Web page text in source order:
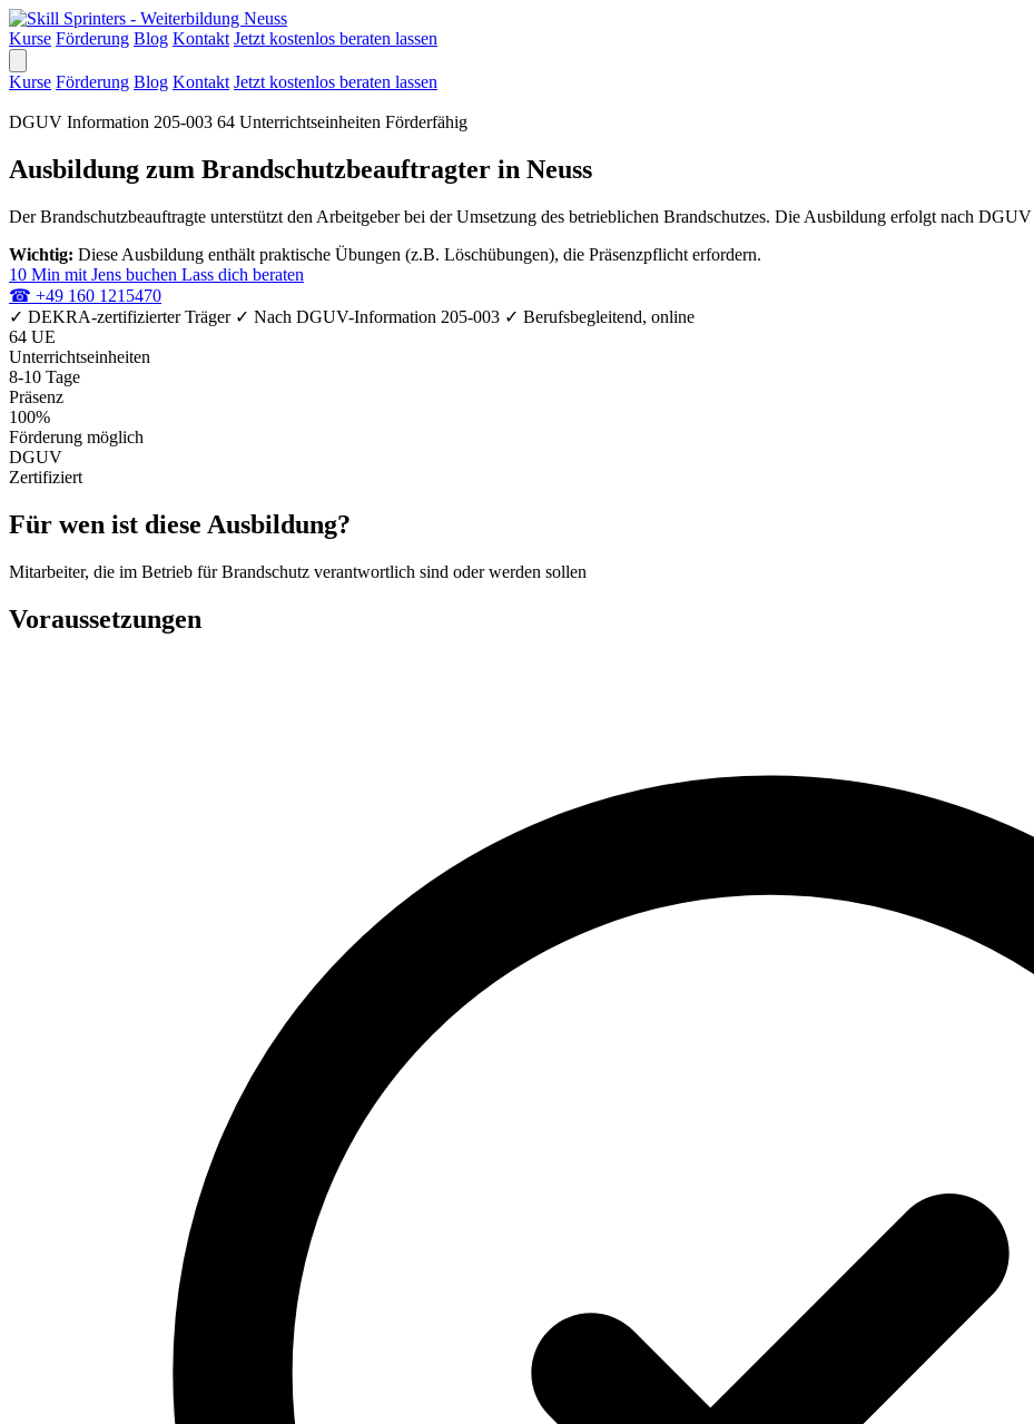
Kurse Förderung Blog Kontakt Jetzt kostenlos beraten lassen
Kurse Förderung Blog Kontakt Jetzt kostenlos beraten lassen
DGUV Information 205-003 64 Unterrichtseinheiten Förderfähig
Ausbildung zum Brandschutzbeauftragter in Neuss
Der Brandschutzbeauftragte unterstützt den Arbeitgeber bei der Umsetzung des betrieblichen Brandschutzes. Die Ausbildung erfolgt nach
Wichtig: Diese Ausbildung enthält praktische Übungen (z.B. Löschübungen), die Präsenzpflicht erfordern.
10 Min mit Jens buchen Lass dich beraten
☎ +49 160 1215470
✓ DEKRA-zertifizierter Träger ✓ Nach DGUV-Information 205-003 ✓ Berufsbegleitend, online
64 UE
Unterrichtseinheiten
8-10 Tage
Präsenz
100%
Förderung möglich
DGUV
Zertifiziert
Für wen ist diese Ausbildung?
Mitarbeiter, die im Betrieb für Brandschutz verantwortlich sind oder werden sollen
Voraussetzungen